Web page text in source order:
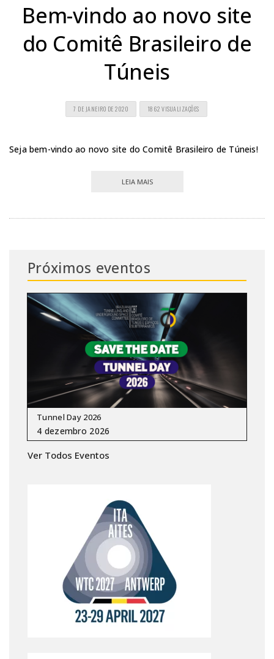
Bem-vindo ao novo site
do Comitê Brasileiro de
Túneis
7 DE JANEIRO DE 2020 1862 VISUALIZAÇÕES
Seja bem-vindo ao novo site do Comitê Brasileiro de Túneis!
LEIA MAIS
Próximos eventos
Tunnel Day 2026
Ver Todos Eventos